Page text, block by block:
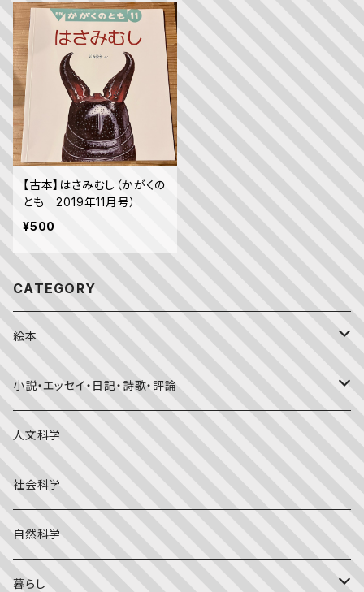
【古本】はさみむし（かがくの
とも 2019年11月号）
¥500
CATEGORY
絵本
福音館書店月刊誌
こどものとも0.1.2
こどものとも年少版
その他の月刊誌
おはなしプーカ
チャイルドブックアップル（2・3歳～）
日本の絵本
外国の絵本
昔話・民話
小説・エッセイ・日記・詩歌・評論
日本文学
詩・短歌・俳句・ことば
評論
エッセイ・日記
人文科学
社会科学
自然科学
暮らし